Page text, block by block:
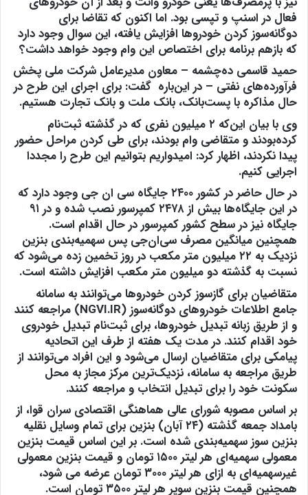
فعال در اسنپ و تپسی بود. اما اکنون که تقاضا برای
دوگانه‌سوز کردن خودروها افزایش یافته، این سوال وجود دارد
که بازهم برنامه برای اختصاص این وام وجود خواهد داشت؟
حمید قاسمی ده‌چشمه – معاون مدیرعامل شرکت ملی پخش
فرآورده‌های نفتی – در این‌باره گفت: برای اجرای این طرح در
حال مذاکره با پست‌بانک، بانک‌ ملت و بانک تجارت هستیم.
وی با بیان این‌که ۲ میلیون نفری که در گذشته ثبت‌نام
کرده‌بودند و متقاضی وام بودند، برای طی کردن مراحل حضور
پیدا نکردند، اظهار کرد: امیدواریم بتوانیم این طرح را مجددا
اجرایی کنیم.
در حال حاضر در کشور
وجود دارد که
جایگاه نیز در سطح کشور کمپرسور در حال اقدام است.
همچنین میانگین مصرف سی‌ان‌جی پس سهمیه‌بندی بنزین
نزدیک به ۲۲ میلیون متر مکعب در روز تخمین زده می‌شود که
نسبت به گذشته دو میلیون متر مکعب افزایش داشته است.
متقاضیان برای گازسوز کردن خودروها می‌توانند به سامانه
جامع اطلاعات خودروهای دوگانه‌سوز (NGVI.IR) مراجعه کنند
و از طریق زبانه تبدیل خودروها، برای ثبت‌نام تبدیل خودروی
خود اقدام کنند. در مدت یک هفته از طرف این اتحادیه
پیامکی برای متقاضیان ارسال می‌شود و این افراد می‌توانند از
طریق مراجعه به سامانه، نزدیک‌ترین مرکز مجاز به محل
سکونت خود را برای تبدیل انتخاب و مراجعه کنند.
بر اساس مصوبه شورای عالی هماهنگی اقتصادی سران قوا، از
بامداد جمعه گذشته (۲۴ آبان) بنزین برای تمام وسایل نقلیه
بنزین سوز سهمیه‌بندی شده است. بر این اساس قیمت بنزین
معمولی سهمیه‌ای هر لیتر ۱۵۰۰ تومان و قیمت بنزین معمولی
غیرسهمیه‌ای به ازای هر لیتر ۳۰۰۰ تومان عرضه می شود،
همچنین قیمت بنزین سوپر هر لیتر ۳۵۰۰ تومان است.